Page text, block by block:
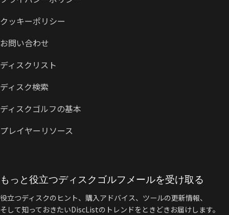
クッキーポリシー
お問い合わせ
ディスクリスト
ディスク検索
ディスクゴルフの基本
プレイヤーリソース
もっと役立つディスクゴルフメールを受け取る
役立つディスクのヒント、購入アドバイス、ツールの更新情報、
そして知っておきたいDiscListのトレンドをときどきお届けします。